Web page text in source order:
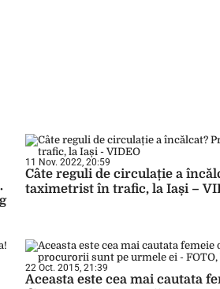
11 Nov. 2022, 20:59
Câte reguli de circulație a
taximetrist în trafic, la Iași –
22 Oct. 2015, 21:39
Aceasta este cea mai cautata